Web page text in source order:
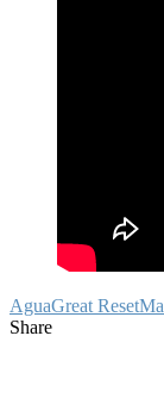
AguaGreat Reset
Share